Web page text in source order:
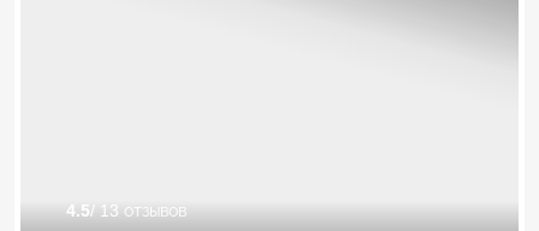
4.5/ 13 отзывов